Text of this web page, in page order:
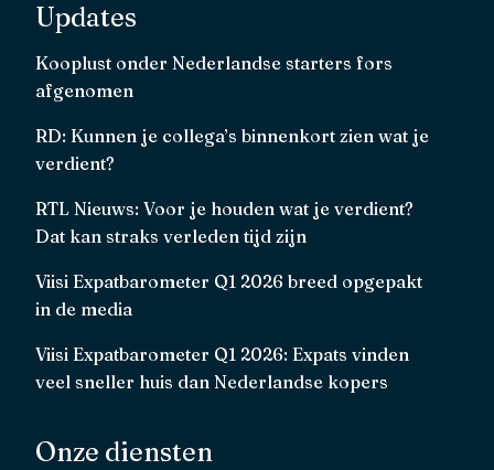
Updates
Kooplust onder Nederlandse starters fors
afgenomen
RD: Kunnen je collega’s binnenkort zien wat je
verdient?
RTL Nieuws: Voor je houden wat je verdient?
Dat kan straks verleden tijd zijn
Viisi Expatbarometer Q1 2026 breed opgepakt
in de media
Viisi Expatbarometer Q1 2026: Expats vinden
veel sneller huis dan Nederlandse kopers
Onze diensten